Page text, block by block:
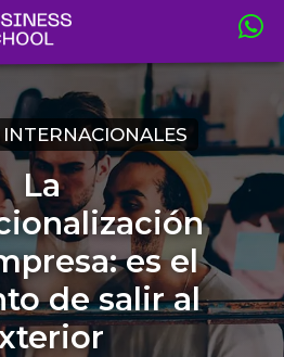
INTERNACIONALES
La
es el
de salir al